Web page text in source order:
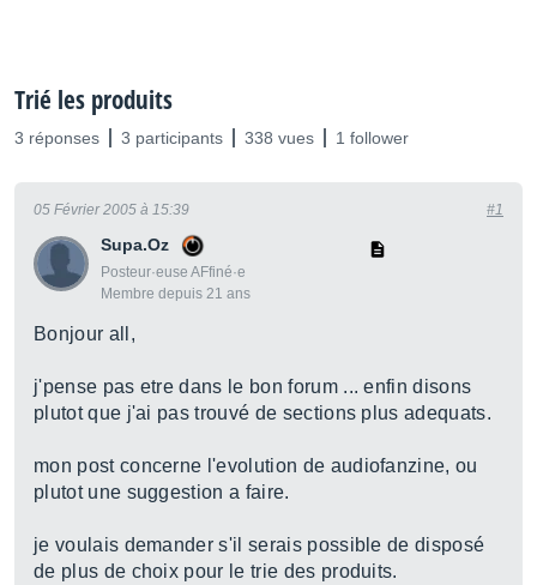
Trié les produits
3 réponses 3 participants 338 vues 1 follower
Supa.Oz
Posteur·euse AFfiné·e
Membre depuis 21 ans
05 Février 2005 à 15:39 #1
Bonjour all,
j'pense pas etre dans le bon forum ... enfin disons
plutot que j'ai pas trouvé de sections plus adequats.
mon post concerne l'evolution de audiofanzine, ou
plutot une suggestion a faire.
je voulais demander s'il serais possible de disposé
de plus de choix pour le trie des produits.